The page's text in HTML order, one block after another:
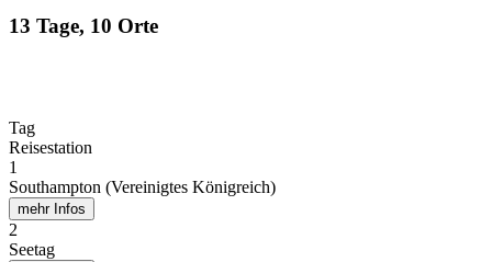
13 Tage, 10 Orte
Tag
Reisestation
1
Southampton (Vereinigtes Königreich)
mehr Infos
2
Seetag